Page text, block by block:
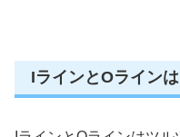
IラインとOライン